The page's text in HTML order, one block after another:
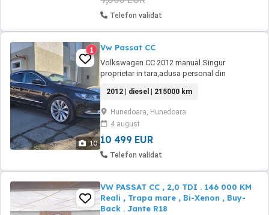
Telefon validat
10
1 Vw Passat CC
Volkswagen CC 2012 manual Singur
proprietar in tara,adusa personal din
fabrica,softata la 180 cai si 384 Nm la TCM
Tuning in 2017(Foto cu fisa dyno). DPF activ,
tobe curate. Computer bord 3d cu display
color. Pilot automat. Bixenon cu functie
cornering si ...
2012 | diesel | 215000 km
Hunedoara, Hunedoara
4 august
10 499 EUR
Telefon validat
VW PASSAT CC , 2,0 TDI . 146 000 KM
Reali , Trapa mare , Bi-Xenon , Buy-
Back . Jante R18